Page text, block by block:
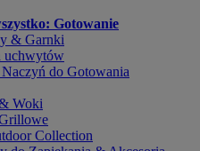
Gotowanie
& Garnki
uchwytów
do Gotowania
Woki
Collection